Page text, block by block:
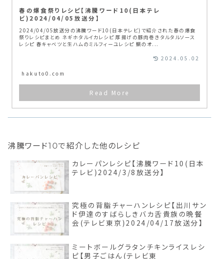
春の爆食祭りレシピ【沸騰ワード10(日本テレ
ビ)2024/04/05放送分】
2024/04/05放送分の沸騰ワード10(日本テレビ)で紹介された春の爆食
祭りレシピまとめ ネギホタルイカレシピ 厚揚げの豚肉巻きタルタルソース
レシピ 春キャベツと生ハムのミルフィーユレシピ 鯛のオ...
hakuto0.com
2024.05.02
沸騰ワード10で紹介した他のレシピ
カレーパンレシピ【沸騰ワード10(日本
テレビ)2024/3/8放送分】
究極の背脂チャーハンレシピ【出川サン
ド伊達のすばらしきバカ舌貴族の晩餐
会(テレビ東京)2024/04/17放送分】
ミートボールグラタンチキンライスレシ
ピ【男子ごはん(テレビ東